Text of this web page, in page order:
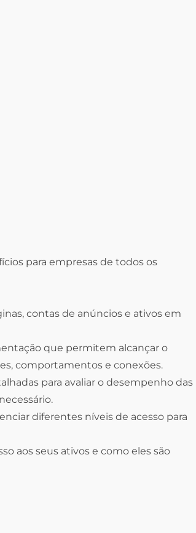
para empresas de todos os
contas de anúncios e ativos em
que permitem alcançar o
comportamentos e conexões.
para avaliar o desempenho das
diferentes níveis de acesso para
aos seus ativos e como eles são